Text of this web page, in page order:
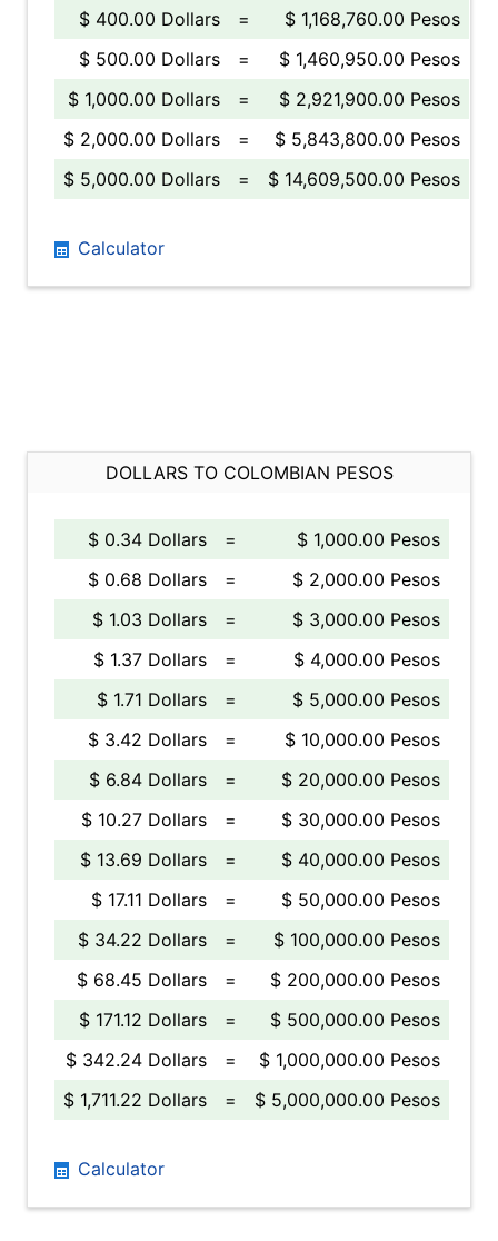
$ 400.00 Dollars
=
$ 1,168,760.00 Pesos
$ 500.00 Dollars
=
$ 1,460,950.00 Pesos
$ 1,000.00 Dollars
=
$ 2,921,900.00 Pesos
$ 2,000.00 Dollars
=
$ 5,843,800.00 Pesos
$ 5,000.00 Dollars
= $ 14,609,500.00 Pesos
Calculator
DOLLARS TO COLOMBIAN PESOS
$ 0.34 Dollars =
$ 1,000.00 Pesos
$ 0.68 Dollars
=
$ 2,000.00 Pesos
$ 1.03 Dollars
=
$ 3,000.00 Pesos
$ 1.37 Dollars
=
$ 4,000.00 Pesos
$ 1.71 Dollars
=
$ 5,000.00 Pesos
$ 3.42 Dollars
=
$ 10,000.00 Pesos
$ 6.84 Dollars
=
$ 20,000.00 Pesos
$ 10.27 Dollars
=
$ 30,000.00 Pesos
$ 13.69 Dollars
=
$ 40,000.00 Pesos
$ 17.11 Dollars
=
$ 50,000.00 Pesos
$ 34.22 Dollars
=
$ 100,000.00 Pesos
$ 68.45 Dollars
=
$ 200,000.00 Pesos
$ 171.12 Dollars
=
$ 500,000.00 Pesos
$ 342.24 Dollars
=
$ 1,000,000.00 Pesos
$ 1,711.22 Dollars
= $ 5,000,000.00 Pesos
Calculator